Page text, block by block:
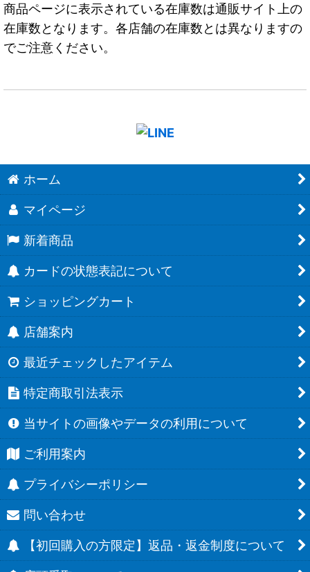
商品ページに表示されている在庫数は通販サイト上の
在庫数となります。各店舗の在庫数とは異なりますの
でご注意ください。
ホーム
マイページ
新着商品
カードの状態表記について
ショッピングカート
店舗案内
最近チェックしたアイテム
特定商取引法表示
当サイトの画像やデータの利用について
ご利用案内
プライバシーポリシー
問い合わせ
【初回購入の方限定】返品・返金制度について